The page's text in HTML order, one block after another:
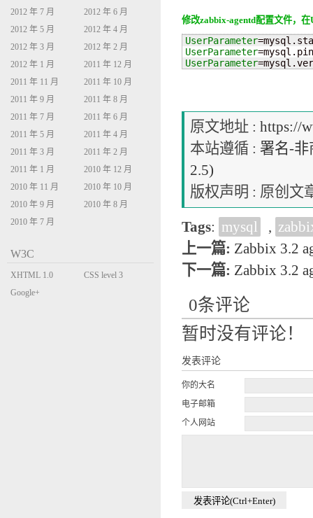
修改zabbix-agentd配置文件，
UserParameter
UserParameter
UserParameter
原文地址 :https://
本站遵循 : 署名-非
2.5)
版权声明 : 原创文
Tags: mysql ,
上一篇: Zabbix 3.2
下一篇: Zabbix 3.2
0条评论
暂时没有评论！
发表评论
你的大名
电子邮箱
个人网站
2012 年 7 月
2012 年 6 月
2012 年 5 月
2012 年 4 月
2012 年 3 月
2012 年 2 月
2012 年 1 月
2011 年 12 月
2011 年 11 月
2011 年 10 月
2011 年 9 月
2011 年 8 月
2011 年 7 月
2011 年 6 月
2011 年 5 月
2011 年 4 月
2011 年 3 月
2011 年 2 月
2011 年 1 月
2010 年 12 月
2010 年 11 月
2010 年 10 月
2010 年 9 月
2010 年 8 月
2010 年 7 月
W3C
XHTML 1.0
Transitional
CSS level 3
Google+